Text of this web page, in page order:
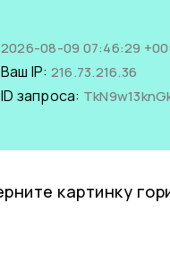
2026-08-09 07:46:29
Ваш IP: 216.73.216.36
ID запроса:
картинку